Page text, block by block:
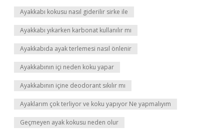
Ayakkabı kokusu nasıl giderilir sirke ile
Ayakkabı yıkarken karbonat kullanılır mı
Ayakkabıda ayak terlemesi nasıl önlenir
Ayakkabının içi neden koku yapar
Ayakkabının içine deodorant sıkılır mı
Ayaklarım çok terliyor ve koku yapıyor Ne yapmalıyım
Geçmeyen ayak kokusu neden olur